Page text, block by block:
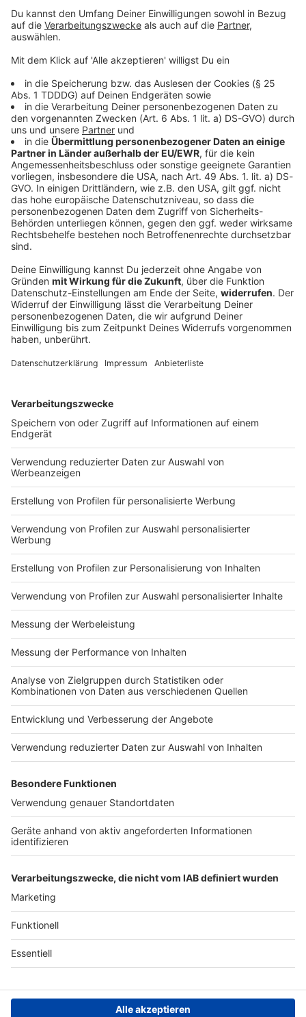
© dpa-infocom, dpa:251205-930-382479/1
Bayern
Autofahrer rast der Polizei davon - bis an
einen Baum
Mit deutlich überhöhter Geschwindigkeit und
riskanten Überholmanövern flüchtet ein 24-Jähriger
Baum. Die Ermittler bitten Zeugen um Hinweise.
DEINE GEMERKTEN ARTIKEL
Du hast dir noch keine Artikel gemerkt
Markiere sie hierfür mit einem
Impressum
Nutzungsbedingungen
Jobs
Presse
Werben
Archiv
ANTENNE BAYERN GROUP
Stiftung ANTENNE BAYERN
hilft
Teilnahmebedingungen
Grounding Page ANTENNE
BAYERN
Kontakt
Studio-Hotline
Verkehrs-Hotline
Datenschutz­erklärung
einstellungen
Newsletter